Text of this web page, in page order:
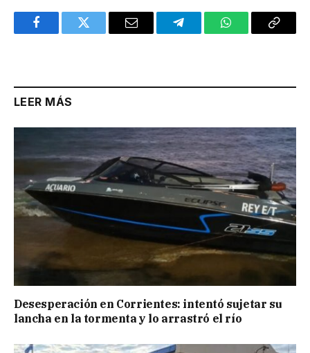
FacebookTwitter Email TelegramWhatsAppCopy
LEER MÁS
Desesperación en Corrientes: intentó sujetar su
lancha en la tormenta y lo arrastró el río